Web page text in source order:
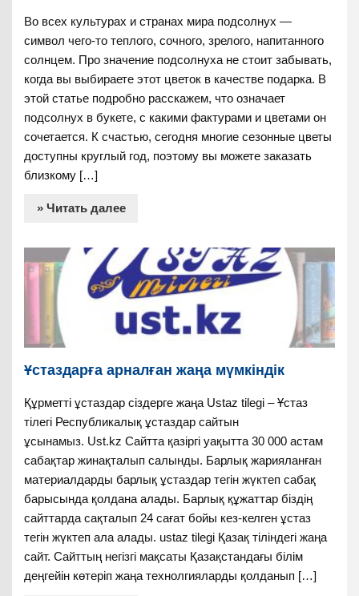
Во всех культурах и странах мира подсолнух —
символ чего-то теплого, сочного, зрелого, напитанного
солнцем. Про значение подсолнуха не стоит забывать,
когда вы выбираете этот цветок в качестве подарка. В
этой статье подробно расскажем, что означает
подсолнух в букете, с какими фактурами и цветами он
сочетается. К счастью, сегодня многие сезонные цветы
доступны круглый год, поэтому вы можете заказать
близкому […]
» Читать далее
Ұстаздарға арналған жаңа мүмкіндік
Құрметті ұстаздар сіздерге жаңа Ustaz tilegi – Ұстаз
тілегі Республикалық ұстаздар сайтын
ұсынамыз. Ust.kz Сайтта қазіргі уақытта 30 000 астам
сабақтар жинақталып салынды. Барлық жарияланған
материалдарды барлық ұстаздар тегін жүктеп сабақ
барысында қолдана алады. Барлық құжаттар біздің
сайттарда сақталып 24 сағат бойы кез-келген ұстаз
тегін жүктеп ала алады. ustaz tilegi Қазақ тіліндегі жаңа
сайт. Сайттың негізгі мақсаты Қазақстандағы білім
деңгейін көтеріп жаңа технолгияларды қолданып […]